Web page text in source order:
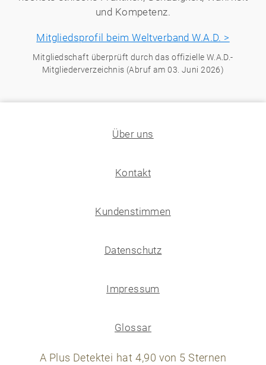
und Kompetenz.
Mitgliedsprofil beim Weltverband W.A.D. >
Mitgliedschaft überprüft durch das offizielle W.A.D.-
Mitgliederverzeichnis (Abruf am 03. Juni 2026)
Über uns
Kontakt
Kundenstimmen
Datenschutz
Impressum
Glossar
A Plus Detektei hat 4,90 von 5 Sternen